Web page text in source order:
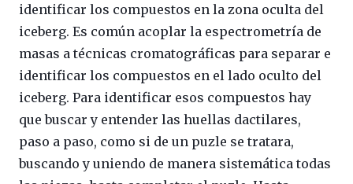
identificar los compuestos en la zona oculta del
iceberg. Es común acoplar la espectrometría de
masas a técnicas cromatográficas para separar e
identificar los compuestos en el lado oculto del
iceberg. Para identificar esos compuestos hay
que buscar y entender las huellas dactilares,
paso a paso, como si de un puzle se tratara,
buscando y uniendo de manera sistemática todas